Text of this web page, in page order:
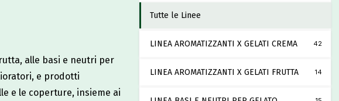
alle basi e neutri per
e prodotti
e le coperture, insieme ai
Tutte le Linee
LINEA AROMATIZZANTI X GELATI CREMA 42
LINEA AROMATIZZANTI X GELATI FRUTTA 14